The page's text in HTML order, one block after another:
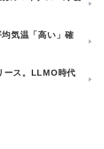
気温「高い」確
ース。LLMO時代